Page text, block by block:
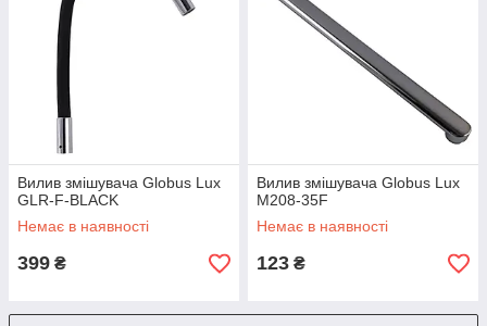
Вилив змішувача Globus Lux
GLR-F-BLACK
Немає в наявності
399 ₴
Вилив змішувача Globus Lux
M208-35F
Немає в наявності
123 ₴